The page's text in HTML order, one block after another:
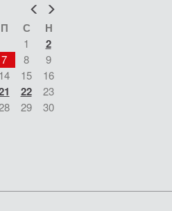
Попер
П С Н
1 2
7 8
9
14 15
16
22
23
29
30